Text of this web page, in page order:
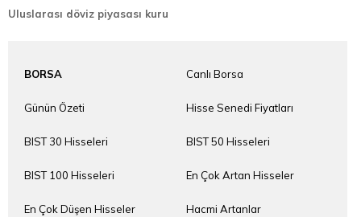
Uluslarası döviz piyasası kuru
BORSA Canlı Borsa
Günün Özeti Hisse Senedi Fiyatları
BIST 30 Hisseleri BIST 50 Hisseleri
BIST 100 Hisseleri En Çok Artan Hisseler
En Çok Düşen Hisseler Hacmi Artanlar